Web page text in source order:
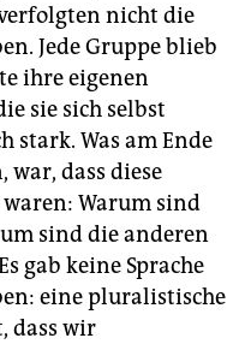
nicht die
Jede Gruppe blieb
ihre eigenen
sie sich selbst
stark. Was am Ende
war, dass diese
Warum sind
sind die anderen
gab keine Sprache
eine pluralistische
dass wir